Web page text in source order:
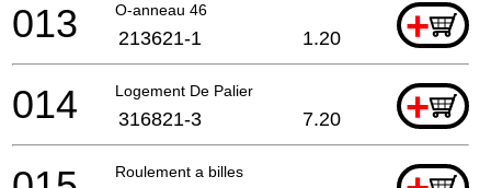
O-anneau 46 +
013 213621-1 1.20
Logement De Palier +
014 316821-3 7.20
Roulement a billes